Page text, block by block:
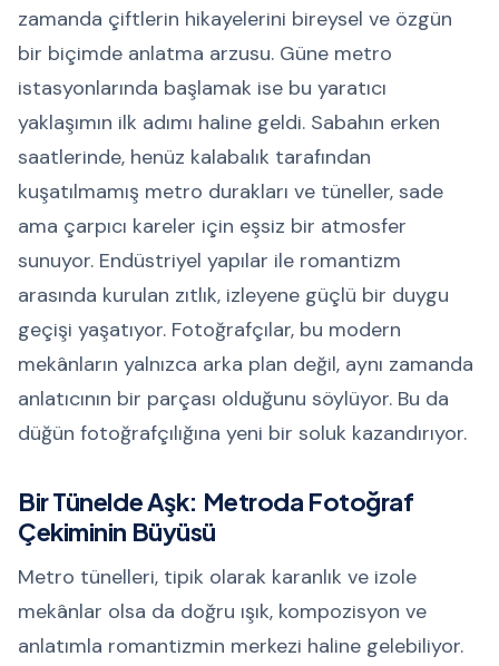
zamanda çiftlerin hikayelerini bireysel ve özgün
bir biçimde anlatma arzusu. Güne metro
istasyonlarında başlamak ise bu yaratıcı
yaklaşımın ilk adımı haline geldi. Sabahın erken
saatlerinde, henüz kalabalık tarafından
kuşatılmamış metro durakları ve tüneller, sade
ama çarpıcı kareler için eşsiz bir atmosfer
sunuyor. Endüstriyel yapılar ile romantizm
arasında kurulan zıtlık, izleyene güçlü bir duygu
geçişi yaşatıyor. Fotoğrafçılar, bu modern
mekânların yalnızca arka plan değil, aynı zamanda
anlatıcının bir parçası olduğunu söylüyor. Bu da
düğün fotoğrafçılığına yeni bir soluk kazandırıyor.
Bir Tünelde Aşk: Metroda Fotoğraf
Çekiminin Büyüsü
Metro tünelleri, tipik olarak karanlık ve izole
mekânlar olsa da doğru ışık, kompozisyon ve
anlatımla romantizmin merkezi haline gelebiliyor.